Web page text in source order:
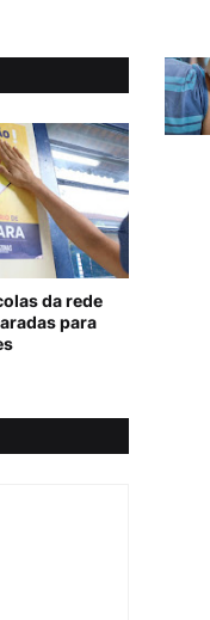
da rede
para